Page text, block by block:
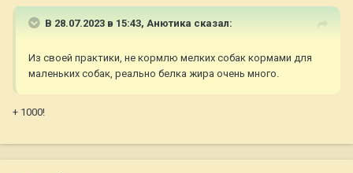
В 28.07.2023 в 15:43, Анютика сказал:
Из своей практики, не кормлю мелких собак кормами для
маленьких собак, реально белка жира очень много.
+ 1000!